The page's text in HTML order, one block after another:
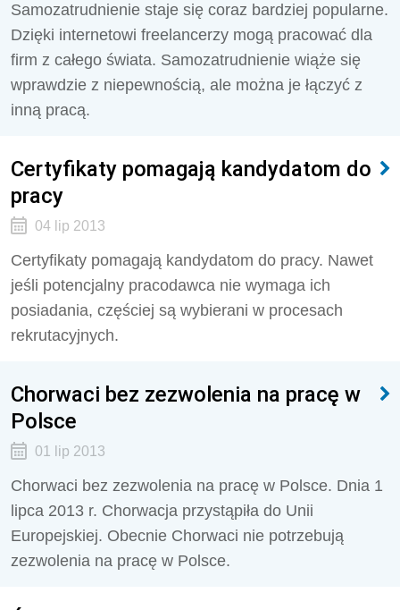
Samozatrudnienie staje się coraz bardziej popularne.
Dzięki internetowi freelancerzy mogą pracować dla
firm z całego świata. Samozatrudnienie wiąże się
wprawdzie z niepewnością, ale można je łączyć z
inną pracą.
Certyfikaty pomagają kandydatom do
pracy
04 lip 2013
Certyfikaty pomagają kandydatom do pracy. Nawet
jeśli potencjalny pracodawca nie wymaga ich
posiadania, częściej są wybierani w procesach
rekrutacyjnych.
Chorwaci bez zezwolenia na pracę w
Polsce
01 lip 2013
Chorwaci bez zezwolenia na pracę w Polsce. Dnia 1
lipca 2013 r. Chorwacja przystąpiła do Unii
Europejskiej. Obecnie Chorwaci nie potrzebują
zezwolenia na pracę w Polsce.